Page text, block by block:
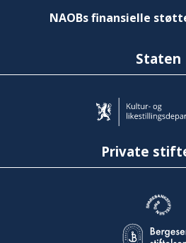
NAOBs finansielle
Staten
Private